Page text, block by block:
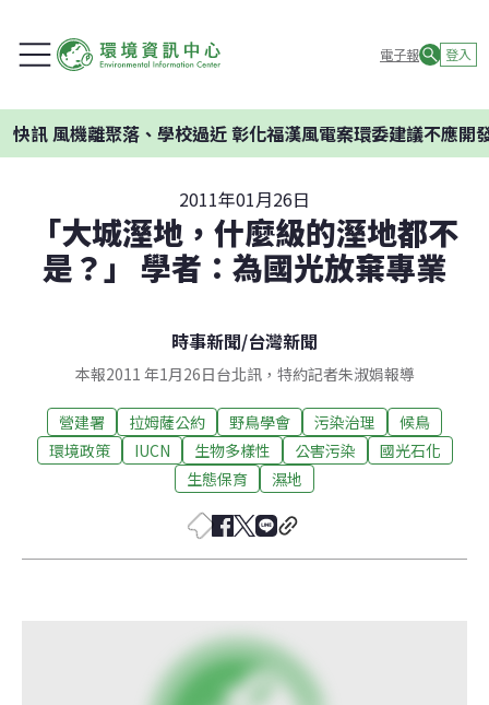
電子報 登入
風機離聚落、學校過近 彰化福漢風電案環委建議不應開發
2011年01月26日
「大城溼地，什麼級的溼地都不
是？」 學者：為國光放棄專業
時事新聞/台灣新聞
本報2011 年1月26日台北訊，特約記者朱淑娟報導
營建署 拉姆薩公約 野鳥學會 污染治理
候鳥
環境政策
IUCN 生物多樣性 公害污染
國光石化
生態保育
濕地